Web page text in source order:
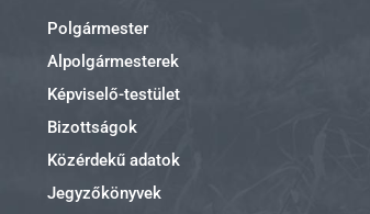
Polgármester
Alpolgármesterek
Képviselő-testület
Bizottságok
Közérdekű adatok
Jegyzőkönyvek